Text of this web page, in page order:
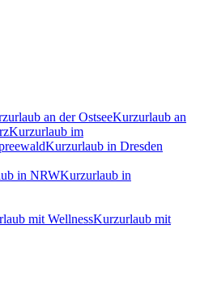
an der OstseeKurzurlaub an
Kurzurlaub im
Kurzurlaub in Dresden
in NRWKurzurlaub in
mit WellnessKurzurlaub mit